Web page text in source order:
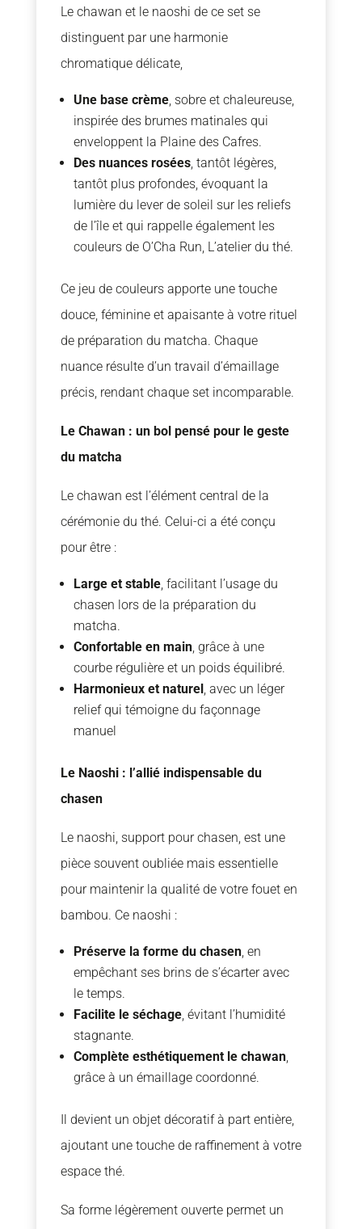
Le chawan et le naoshi de ce set se
distinguent par une harmonie
chromatique délicate,
Une base crème, sobre et chaleureuse,
inspirée des brumes matinales qui
enveloppent la Plaine des Cafres.
Des nuances rosées, tantôt légères,
tantôt plus profondes, évoquant la
lumière du lever de soleil sur les reliefs
de l’île et qui rappelle également les
couleurs de O’Cha Run, L’atelier du thé.
Ce jeu de couleurs apporte une touche
douce, féminine et apaisante à votre rituel
de préparation du matcha. Chaque
nuance résulte d’un travail d’émaillage
précis, rendant chaque set incomparable.
Le Chawan : un bol pensé pour le geste
du matcha
Le chawan est l’élément central de la
cérémonie du thé. Celui-ci a été conçu
pour être :
Large et stable, facilitant l’usage du
chasen lors de la préparation du
matcha.
Confortable en main, grâce à une
courbe régulière et un poids équilibré.
Harmonieux et naturel , avec un léger
relief qui témoigne du façonnage
manuel
Le Naoshi : l’allié indispensable du
chasen
Le naoshi, support pour chasen, est une
pièce souvent oubliée mais essentielle
pour maintenir la qualité de votre fouet en
bambou. Ce naoshi :
Préserve la forme du chasen, en
empêchant ses brins de s’écarter avec
le temps.
Facilite le séchage, évitant l’humidité
stagnante.
Complète esthétiquement le chawan,
grâce à un émaillage coordonné.
Il devient un objet décoratif à part entière,
ajoutant une touche de raffinement à votre
espace thé.
Sa forme légèrement ouverte permet un